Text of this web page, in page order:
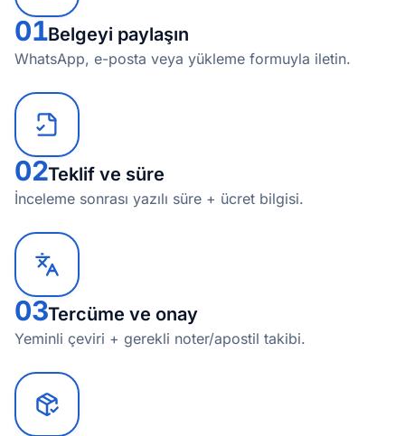
01Belgeyi paylaşın
WhatsApp, e-posta veya yükleme formuyla iletin.
02Teklif ve süre
İnceleme sonrası yazılı süre + ücret bilgisi.
03Tercüme ve onay
Yeminli çeviri + gerekli noter/apostil takibi.